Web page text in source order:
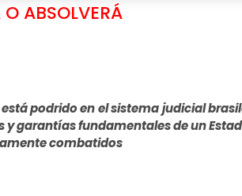
ABSOLVERÁ
podrido en el sistema judicial
garantías fundamentales de un
combatidos